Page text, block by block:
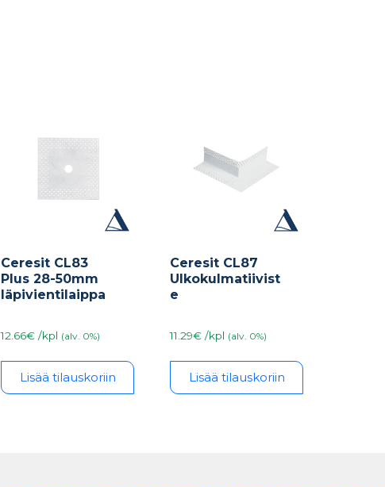
Ceresit CL83
Plus 28-50mm
läpivientilaippa
12.66€ /kpl (alv. 0%)
Lisää tilauskoriin
Ceresit CL87
Ulkokulmatiivist
e
11.29€ /kpl (alv. 0%)
Lisää tilauskoriin